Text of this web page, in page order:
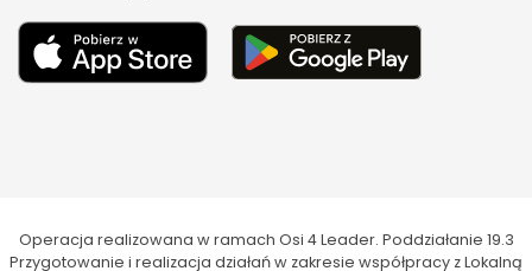
Operacja realizowana w ramach Osi 4 Leader. Poddziałanie 19.3
Przygotowanie i realizacja działań w zakresie współpracy z Lokalną